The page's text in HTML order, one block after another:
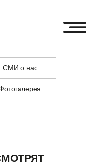
СМИ о нас